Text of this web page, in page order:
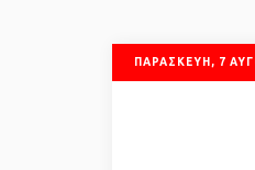
ΠΑΡΑΣΚΕΥΉ, 7